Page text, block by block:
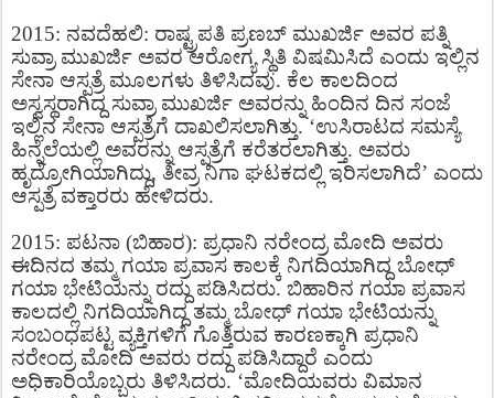
2015: ನವದೆಹಲಿ: ರಾಷ್ಟ್ರಪತಿ ಪ್ರಣಬ್ ಮುಖರ್ಜಿ ಅವರ ಪತ್ನಿ
ಸುವ್ರಾ ಮುಖರ್ಜಿ ಅವರ ಆರೋಗ್ಯ ಸ್ಥಿತಿ ವಿಷಮಿಸಿದೆ ಎಂದು ಇಲ್ಲಿನ
ಸೇನಾ ಆಸ್ಪತ್ರೆ ಮೂಲಗಳು ತಿಳಿಸಿದವು. ಕೆಲ ಕಾಲದಿಂದ
ಅಸ್ವಸ್ಥರಾಗಿದ್ದ ಸುವ್ರಾ ಮುಖರ್ಜಿ ಅವರನ್ನು ಹಿಂದಿನ ದಿನ ಸಂಜೆ
ಇಲ್ಲಿನ ಸೇನಾ ಆಸ್ಪತ್ರೆಗೆ ದಾಖಲಿಸಲಾಗಿತ್ತು. ‘ಉಸಿರಾಟದ ಸಮಸ್ಯೆ
ಹಿನ್ನೆಲೆಯಲ್ಲಿ ಅವರನ್ನು ಆಸ್ಪತ್ರೆಗೆ ಕರೆತರಲಾಗಿತ್ತು. ಅವರು
ಹೃದ್ರೋಗಿಯಾಗಿದ್ದು, ತೀವ್ರ ನಿಗಾ ಘಟಕದಲ್ಲಿ ಇರಿಸಲಾಗಿದೆ’ ಎಂದು
ಆಸ್ಪತ್ರೆ ವಕ್ತಾರರು ಹೇಳಿದರು.
2015: ಪಟನಾ (ಬಿಹಾರ): ಪ್ರಧಾನಿ ನರೇಂದ್ರ ಮೋದಿ ಅವರು
ಈದಿನದ ತಮ್ಮ ಗಯಾ ಪ್ರವಾಸ ಕಾಲಕ್ಕೆ ನಿಗದಿಯಾಗಿದ್ದ ಬೋಧ್
ಗಯಾ ಭೇಟಿಯನ್ನು ರದ್ದು ಪಡಿಸಿದರು. ಬಿಹಾರಿನ ಗಯಾ ಪ್ರವಾಸ
ಕಾಲದಲ್ಲಿ ನಿಗದಿಯಾಗಿದ್ದ ತಮ್ಮ ಬೋಧ್ ಗಯಾ ಭೇಟಿಯನ್ನು
ಸಂಬಂಧಪಟ್ಟ ವ್ಯಕ್ತಿಗಳಿಗೆ ಗೊತ್ತಿರುವ ಕಾರಣಕ್ಕಾಗಿ ಪ್ರಧಾನಿ
ನರೇಂದ್ರ ಮೋದಿ ಅವರು ರದ್ದು ಪಡಿಸಿದ್ದಾರೆ ಎಂದು
ಅಧಿಕಾರಿಯೊಬ್ಬರು ತಿಳಿಸಿದರು. ‘ಮೋದಿಯವರು ವಿಮಾನ